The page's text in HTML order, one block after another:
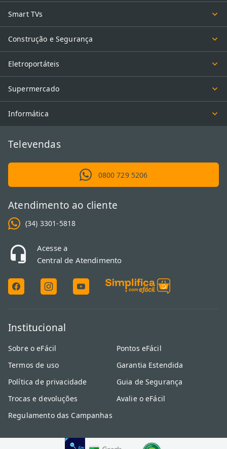
Smart TVs
Construção e Segurança
Eletroportáteis
Supermercado
Informática
Televendas
0800 729 5206
Atendimento ao cliente
(34) 3301-5818
Acesse a
Central de Atendimento
Institucional
Sobre o eFácil
Termos de uso
Política de privacidade
Trocas e devoluções
Regulamento das Campanhas
Pontos eFácil
Garantia Estendida
Guia de Segurança
Avalie o eFácil